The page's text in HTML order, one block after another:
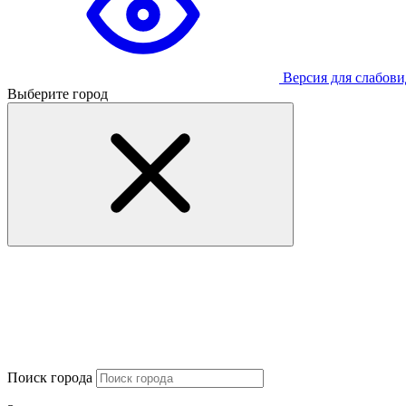
Версия для
Выберите город
Поиск города